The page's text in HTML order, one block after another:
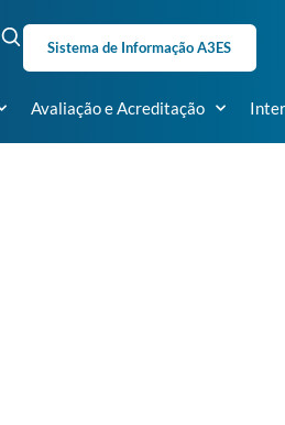
Sistema de Informação A3ES
Avaliação e Acreditação